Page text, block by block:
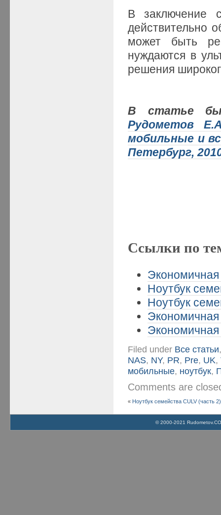
В заключение
действительно
может быть
нуждаются в
решения
В статье
Рудометов
мобильные и
Петербург,
Ссылки по
Экономичная
Ноутбук
Ноутбук
Экономичная
Экономичная
Filed under Все статьи
NAS, NY, PR, Pre, UK,
мобильные, ноутбук,
Comments are
« Ноутбук семейства CULV (часть 2)
© 2000-2021